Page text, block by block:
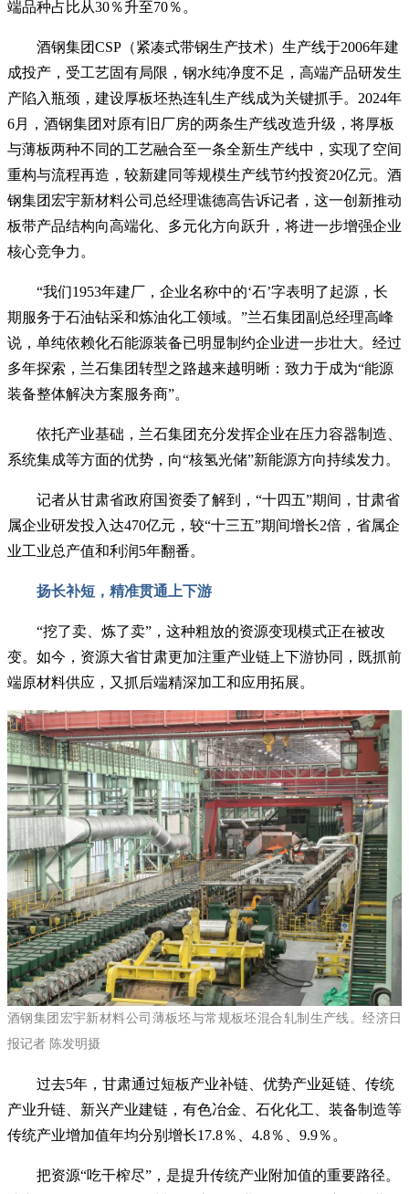
端品种占比从30％升至70％。
酒钢集团CSP（紧凑式带钢生产技术）生产线于2006年建
成投产，受工艺固有局限，钢水纯净度不足，高端产品研发生
产陷入瓶颈，建设厚板坯热连轧生产线成为关键抓手。2024年
6月，酒钢集团对原有旧厂房的两条生产线改造升级，将厚板
与薄板两种不同的工艺融合至一条全新生产线中，实现了空间
重构与流程再造，较新建同等规模生产线节约投资20亿元。酒
钢集团宏宇新材料公司总经理谯德高告诉记者，这一创新推动
板带产品结构向高端化、多元化方向跃升，将进一步增强企业
核心竞争力。
“我们1953年建厂，企业名称中的‘石’字表明了起源，长
期服务于石油钻采和炼油化工领域。”兰石集团副总经理高峰
说，单纯依赖化石能源装备已明显制约企业进一步壮大。经过
多年探索，兰石集团转型之路越来越明晰：致力于成为“能源
装备整体解决方案服务商”。
依托产业基础，兰石集团充分发挥企业在压力容器制造、
系统集成等方面的优势，向“核氢光储”新能源方向持续发力。
记者从甘肃省政府国资委了解到，“十四五”期间，甘肃省
属企业研发投入达470亿元，较“十三五”期间增长2倍，省属企
业工业总产值和利润5年翻番。
扬长补短，精准贯通上下游
“挖了卖、炼了卖”，这种粗放的资源变现模式正在被改
变。如今，资源大省甘肃更加注重产业链上下游协同，既抓前
端原材料供应，又抓后端精深加工和应用拓展。
酒钢集团宏宇新材料公司薄板坯与常规板坯混合轧制生产线。经济日
报记者 陈发明摄
过去5年，甘肃通过短板产业补链、优势产业延链、传统
产业升链、新兴产业建链，有色冶金、石化化工、装备制造等
传统产业增加值年均分别增长17.8％、4.8％、9.9％。
把资源“吃干榨尽”，是提升传统产业附加值的重要路径。